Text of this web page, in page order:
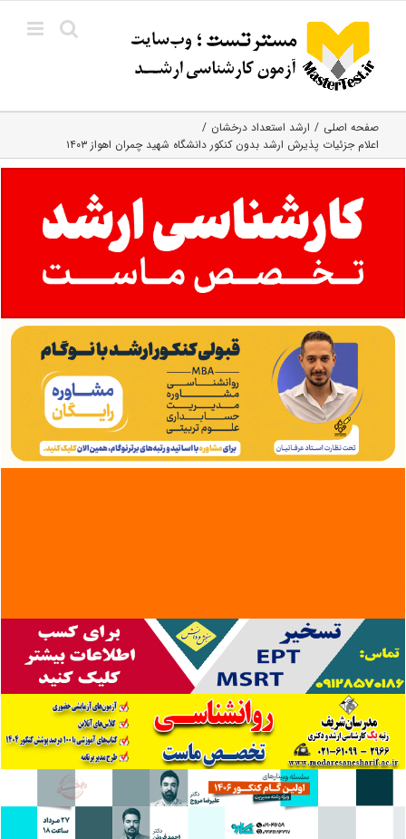
content
صفحه اصلی
ارشد استعداد درخشان
اعلام جزئیات پذیرش ارشد بدون کنکور دانشگاه شهید چمران اهواز ۱۴۰۳